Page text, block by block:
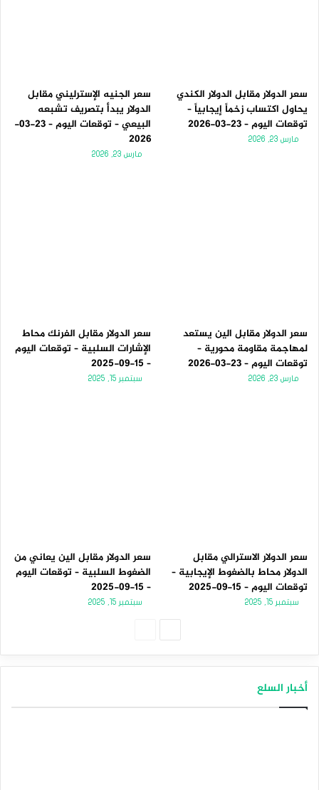
سعر الدولار مقابل الدولار الكندي
يحاول اكتساب زخماً إيجابياً –
توقعات اليوم – 23-03-2026
مارس 23, 2026
سعر الجنيه الإسترليني مقابل
الدولار يبدأ بتصريف تشبعه
البيعي – توقعات اليوم – 23-03-
2026
مارس 23, 2026
سعر الدولار مقابل الين يستعد
لمهاجمة مقاومة محورية –
توقعات اليوم – 23-03-2026
مارس 23, 2026
سعر الدولار مقابل الفرنك محاط
الإشارات السلبية – توقعات اليوم
– 15-09-2025
سبتمبر 15, 2025
سعر الدولار الاسترالي مقابل
الدولار محاط بالضغوط الإيجابية –
توقعات اليوم – 15-09-2025
سبتمبر 15, 2025
سعر الدولار مقابل الين يعاني من
الضغوط السلبية – توقعات اليوم
– 15-09-2025
سبتمبر 15, 2025
أخبار السلع